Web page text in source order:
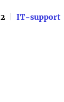
2 IT-support